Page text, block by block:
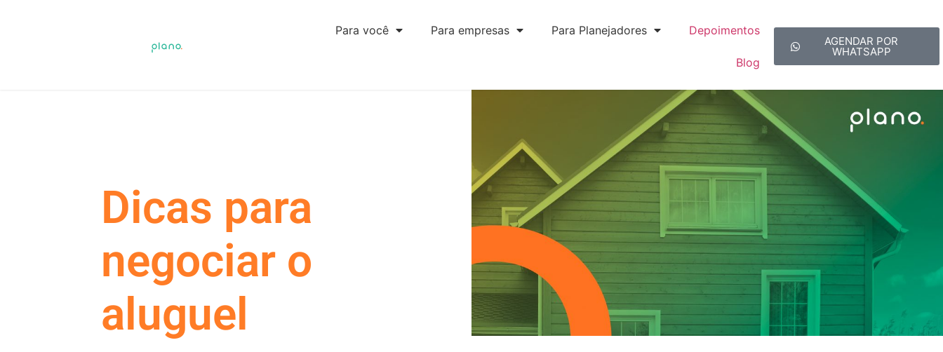
Para você Para empresas Para Planejadores Depoimentos
Blog
AGENDAR POR
WHATSAPP
Dicas para
negociar o
aluguel